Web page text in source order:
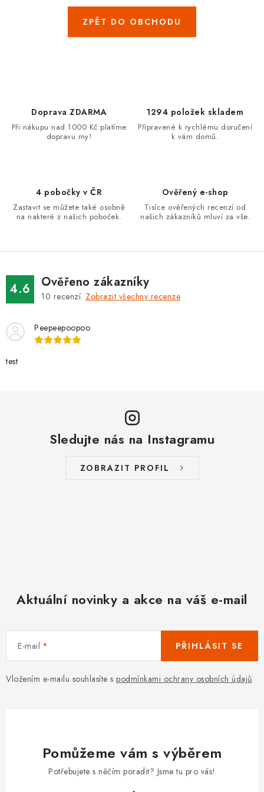
Obchodní podmínky
Kontakty
ZPĚT DO OBCHODU
Doprava ZDARMA
Při nákupu nad 1000 Kč platíme
dopravu my!
1294 položek skladem
Připravené k rychlému doručení
k vám domů.
4 pobočky v ČR
Zastavit se můžete také osobně
na nakteré z našich poboček.
Ověřený e-shop
Tisíce ověřených recenzí od
našich zákazníků mluví za vše.
4.6 Ověřeno zákazníky
10 recenzí. Zobrazit všechny recenze
Peepeepoopoo
test
Sledujte nás na Instagramu
ZOBRAZIT PROFIL
Aktuální novinky a akce na váš e-mail
E-mail
Vložením e-mailu souhlasíte s podmínkami ochrany osobních údajů
PŘIHLÁSIT SE
Pomůžeme vám s výběrem
Potřebujete s něčím poradit? Jsme tu pro vás!